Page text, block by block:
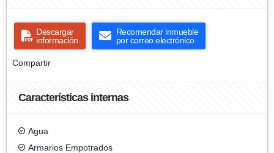
Descargar
información
Recomendar inmueble
por correo electrónico
Compartir
Características internas
Agua
Armarios Empotrados